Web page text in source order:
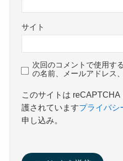
サイト
次回のコメントで使用す
の名前、メールアドレス
このサイトは
護されていますプライバシ
申し込み。